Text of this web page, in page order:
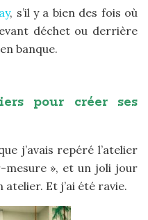
, s’il y a bien des fois où
déchet ou derrière
banque.
pour créer ses
j’avais repéré l’atelier
mesure », et un joli jour
Et j’ai été ravie.